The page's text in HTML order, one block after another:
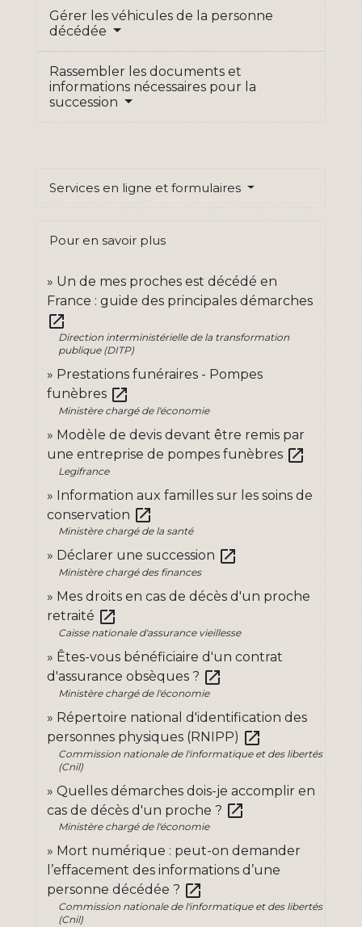
Gérer les véhicules de la personne
décédée
Rassembler les documents et
informations nécessaires pour la
succession
Services en ligne et formulaires
Pour en savoir plus
Un de mes proches est décédé en
France : guide des principales démarches
open_in_new
Direction interministérielle de la transformation
publique (DITP)
Prestations funéraires - Pompes
funèbres open_in_new
Ministère chargé de l'économie
Modèle de devis devant être remis par
une entreprise de pompes funèbres open_in_new
Legifrance
Information aux familles sur les soins de
conservation open_in_new
Ministère chargé de la santé
Déclarer une succession open_in_new
Ministère chargé des finances
Mes droits en cas de décès d'un proche
retraité open_in_new
Caisse nationale d'assurance vieillesse
Êtes-vous bénéficiaire d'un contrat
d'assurance obsèques ? open_in_new
Ministère chargé de l'économie
Répertoire national d'identification des
personnes physiques (RNIPP) open_in_new
Commission nationale de l'informatique et des libertés
(Cnil)
Quelles démarches dois-je accomplir en
cas de décès d'un proche ? open_in_new
Ministère chargé de l'économie
Mort numérique : peut-on demander
l’effacement des informations d’une
personne décédée ? open_in_new
Commission nationale de l'informatique et des libertés
(Cnil)